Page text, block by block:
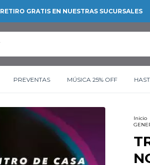
RETIRO GRATIS EN NUESTRAS SUCURSALES
PREVENTAS MÚSICA 25% OFF
Inicio